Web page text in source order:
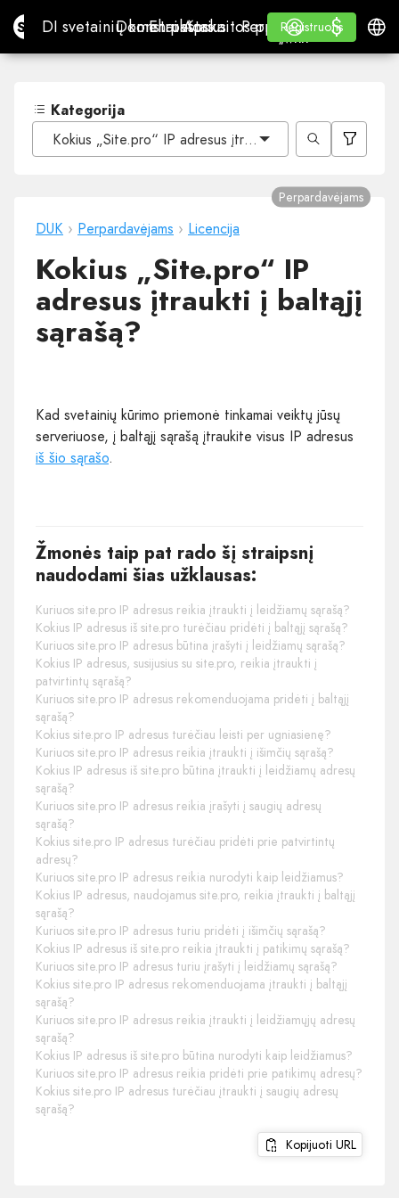
Site.proDI svetainių konstruktorius
DI svetainių konstruktorius
Domenai
DomenaiEl. paštas
El. paštasApskaitos programa
Apskaitos programa
Perpardavėjams
„WHITE LABEL“
Mokymasis
Mokymasis
Registruotis
Registruotis
Prisijungti
$
$
Kategorija
Kokius „Site.pro“ IP adresus įtraukti į baltąjį sąrašą?
DUK › Perpardavėjams › Licencija
Perpardavėjams
Kokius „Site.pro“ IP
adresus įtraukti į baltąjį
sąrašą?
Kad svetainių kūrimo priemonė tinkamai veiktų jūsų
serveriuose, į baltąjį sąrašą įtraukite visus IP adresus
iš šio sąrašo.
Žmonės taip pat rado šį straipsnį
naudodami šias užklausas:
Kuriuos site.pro IP adresus reikia įtraukti į leidžiamų sąrašą?
Kokius IP adresus iš site.pro turėčiau pridėti į baltąjį sąrašą?
Kuriuos site.pro IP adresus būtina įrašyti į leidžiamų sąrašą?
Kokius IP adresus, susijusius su site.pro, reikia įtraukti į
patvirtintų sąrašą?
Kuriuos site.pro IP adresus rekomenduojama pridėti į baltąjį
sąrašą?
Kokius site.pro IP adresus turėčiau leisti per ugniasienę?
Kuriuos site.pro IP adresus reikia įtraukti į išimčių sąrašą?
Kokius IP adresus iš site.pro būtina įtraukti į leidžiamų adresų
sąrašą?
Kuriuos site.pro IP adresus reikia įrašyti į saugių adresų
sąrašą?
Kokius site.pro IP adresus turėčiau pridėti prie patvirtintų
adresų?
Kuriuos site.pro IP adresus reikia nurodyti kaip leidžiamus?
Kokius IP adresus, naudojamus site.pro, reikia įtraukti į baltąjį
sąrašą?
Kuriuos site.pro IP adresus turiu pridėti į išimčių sąrašą?
Kokius IP adresus iš site.pro reikia įtraukti į patikimų sąrašą?
Kuriuos site.pro IP adresus turiu įrašyti į leidžiamų sąrašą?
Kokius site.pro IP adresus rekomenduojama įtraukti į baltąjį
sąrašą?
Kuriuos site.pro IP adresus reikia įtraukti į leidžiamųjų adresų
sąrašą?
Kokius IP adresus iš site.pro būtina nurodyti kaip leidžiamus?
Kuriuos site.pro IP adresus reikia pridėti prie patikimų adresų?
Kokius site.pro IP adresus turėčiau įtraukti į saugių adresų
sąrašą?
Kopijuoti URL